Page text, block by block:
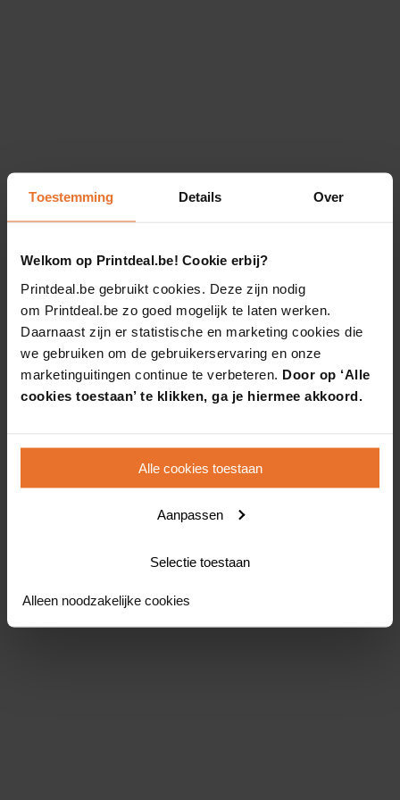
Toestemming Details Over
Welkom op Printdeal.be! Cookie erbij?
Printdeal.be gebruikt cookies. Deze zijn nodig
om Printdeal.be zo goed mogelijk te laten werken.
Daarnaast zijn er statistische en marketing cookies die
we gebruiken om de gebruikerservaring en onze
marketinguitingen continue te verbeteren. Door op ‘Alle
cookies toestaan’ te klikken, ga je hiermee akkoord.
Alle cookies toestaan
Aanpassen
Selectie toestaan
Alleen noodzakelijke cookies